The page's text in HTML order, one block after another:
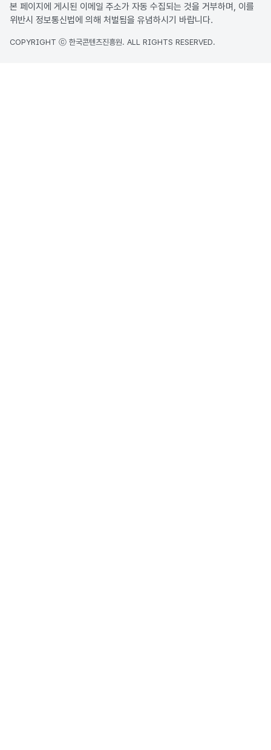
본 페이지에 게시된 이메일 주소가 자동 수집되는 것을 거부하며, 이를
위반시 정보통신법에 의해 처벌됨을 유념하시기 바랍니다.
COPYRIGHT ⓒ 한국콘텐츠진흥원. ALL RIGHTS RESERVED.